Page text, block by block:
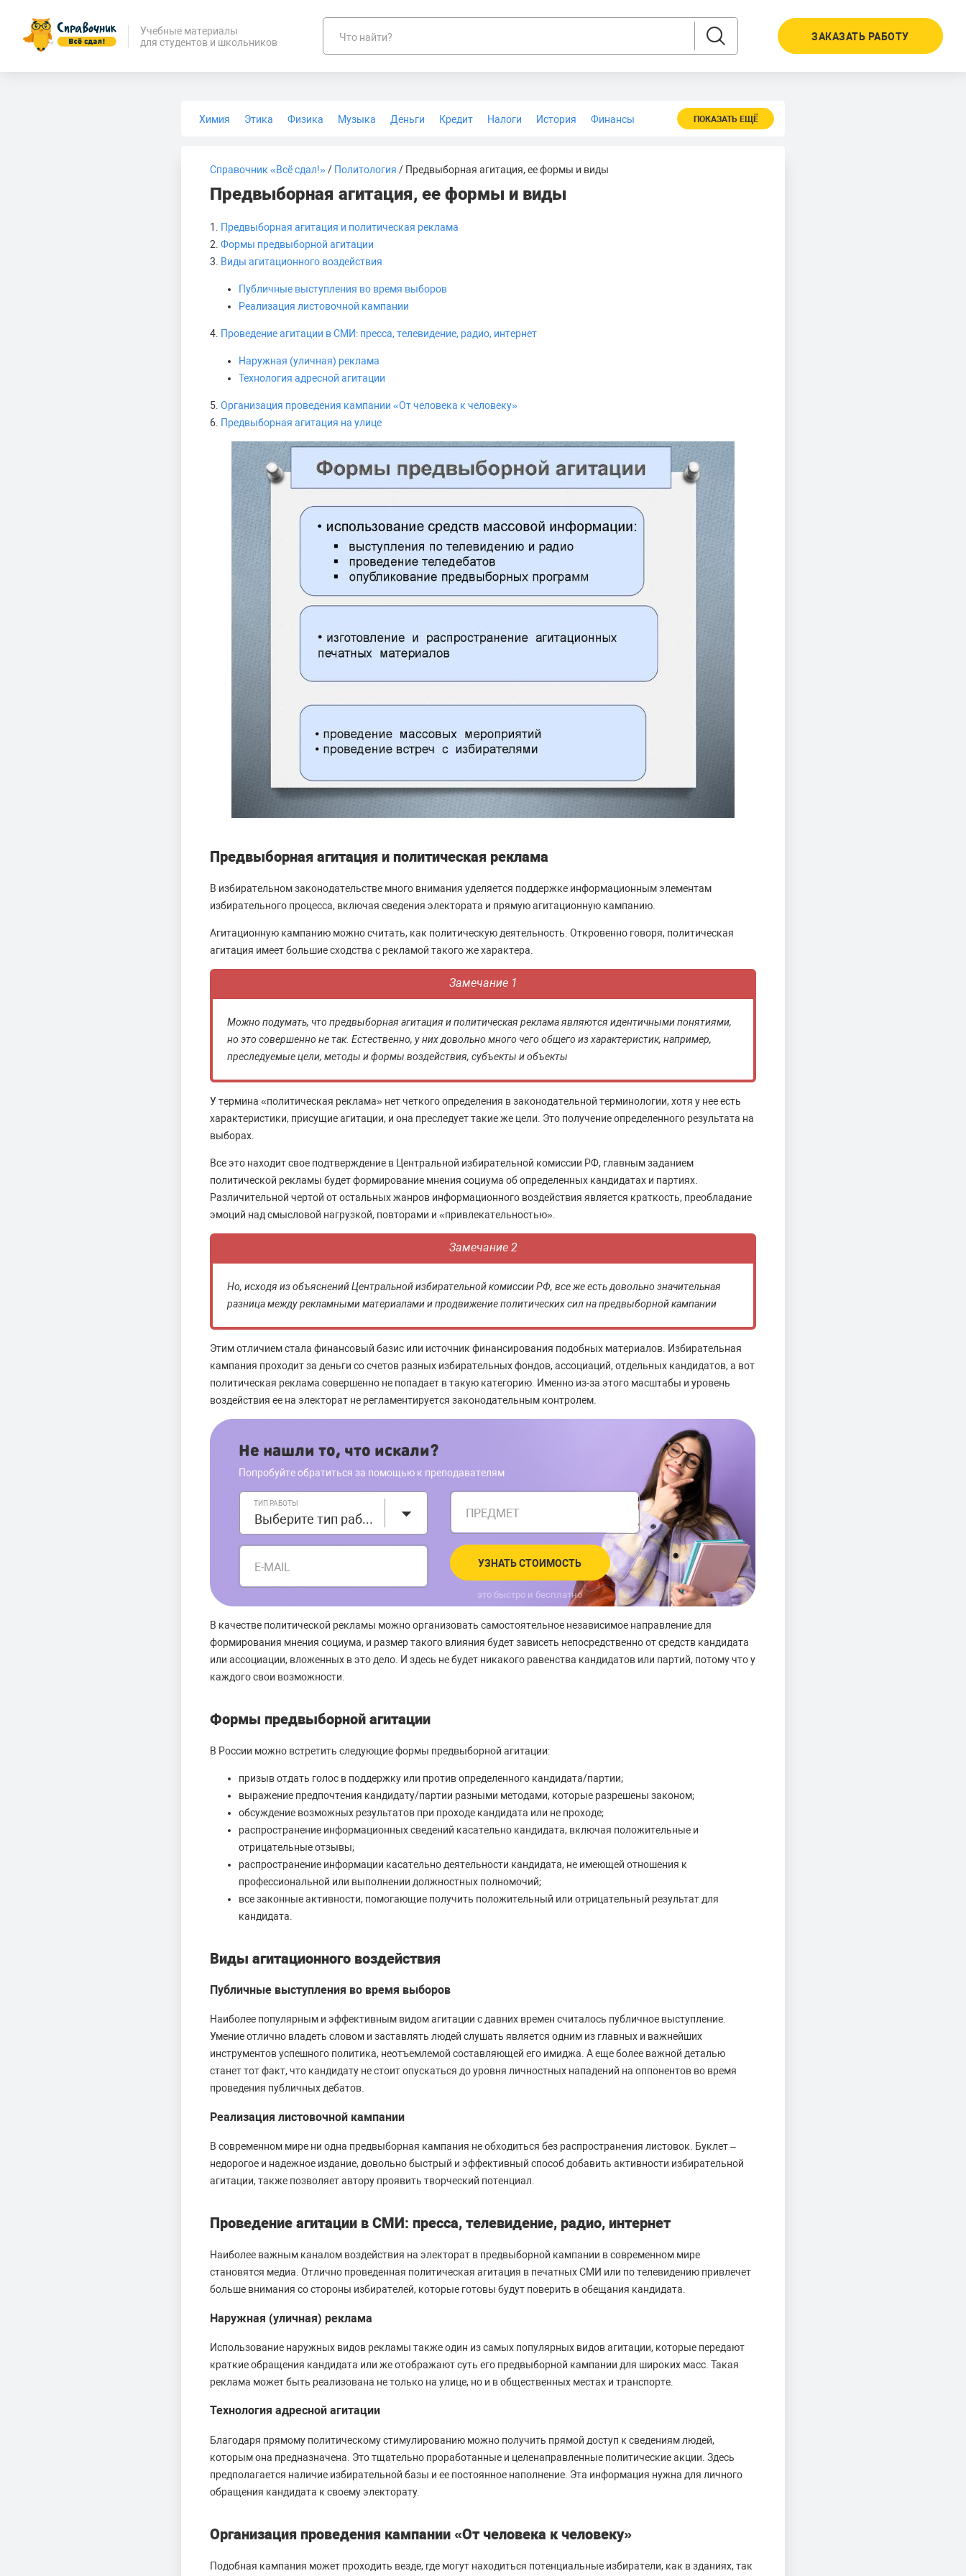
Учебные материалы
для студентов и школьников
Что найти? ЗАКАЗАТЬ РАБОТУ
Химия Этика Физика Музыка Деньги Кредит Налоги История
Финансы
ПОКАЗАТЬ ЕЩЁ
Справочник «Всё сдал!»/ Политология / Предвыборная агитация, ее формы и виды
Предвыборная агитация, ее формы и виды
1.
Предвыборная агитация и политическая реклама
2. Формы предвыборной агитации
3.
Виды агитационного воздействия
Публичные выступления во время выборов
Реализация листовочной кампании
4. Проведение агитации в СМИ: пресса, телевидение, радио, интернет
Наружная (уличная) реклама
Технология адресной агитации
5. Организация проведения кампании «От человека к человеку»
6. Предвыборная агитация на улице
Предвыборная агитация и политическая реклама
В избирательном законодательстве много внимания уделяется поддержке информационным элементам
избирательного процесса, включая сведения электората и прямую агитационную кампанию.
Агитационную кампанию можно считать, как политическую деятельность. Откровенно говоря, политическая
агитация имеет большие сходства с рекламой такого же характера.
Замечание 1
Можно подумать, что предвыборная агитация и политическая реклама являются идентичными понятиями,
но это совершенно не так. Естественно, у них довольно много чего общего из характеристик, например,
преследуемые цели, методы и формы воздействия, субъекты и объекты
У термина «политическая реклама» нет четкого определения в законодательной терминологии, хотя у нее есть
характеристики, присущие агитации, и она преследует такие же цели. Это получение определенного результата на
выборах.
Все это находит свое подтверждение в Центральной избирательной комиссии РФ, главным заданием
политической рекламы будет формирование мнения социума об определенных кандидатах и партиях.
Различительной чертой от остальных жанров информационного воздействия является краткость, преобладание
эмоций над смысловой нагрузкой, повторами и «привлекательностью».
Замечание 2
Но, исходя из объяснений Центральной избирательной комиссии РФ, все же есть довольно значительная
разница между рекламными материалами и продвижение политических сил на предвыборной кампании
Этим отличием стала финансовый базис или источник финансирования подобных материалов. Избирательная
кампания проходит за деньги со счетов разных избирательных фондов, ассоциаций, отдельных кандидатов, а вот
политическая реклама совершенно не попадает в такую категорию. Именно из-за этого масштабы и уровень
воздействия ее на электорат не регламентируется законодательным контролем.
Не нашли то, что искали?
Попробуйте обратиться за помощью к преподавателям
ТИП РАБОТЫ
Выберите тип работы ПРЕДМЕТ
E-MAIL УЗНАТЬ СТОИМОСТЬ
это быстро и бесплатно
В качестве политической рекламы можно организовать самостоятельное независимое направление для
формирования мнения социума, и размер такого влияния будет зависеть непосредственно от средств кандидата
или ассоциации, вложенных в это дело. И здесь не будет никакого равенства кандидатов или партий, потому что у
каждого свои возможности.
Формы предвыборной агитации
В России можно встретить следующие формы предвыборной агитации:
призыв отдать голос в поддержку или против определенного кандидата/партии;
выражение предпочтения кандидату/партии разными методами, которые разрешены законом;
обсуждение возможных результатов при проходе кандидата или не проходе;
распространение информационных сведений касательно кандидата, включая положительные и
отрицательные отзывы;
распространение информации касательно деятельности кандидата, не имеющей отношения к
профессиональной или выполнении должностных полномочий;
все законные активности, помогающие получить положительный или отрицательный результат для
кандидата.
Виды агитационного воздействия
Публичные выступления во время выборов
Наиболее популярным и эффективным видом агитации с давних времен считалось публичное выступление.
Умение отлично владеть словом и заставлять людей слушать является одним из главных и важнейших
инструментов успешного политика, неотъемлемой составляющей его имиджа. А еще более важной деталью
станет тот факт, что кандидату не стоит опускаться до уровня личностных нападений на оппонентов во время
проведения публичных дебатов.
Реализация листовочной кампании
В современном мире ни одна предвыборная кампания не обходиться без распространения листовок. Буклет –
недорогое и надежное издание, довольно быстрый и эффективный способ добавить активности избирательной
агитации, также позволяет автору проявить творческий потенциал.
Проведение агитации в СМИ: пресса, телевидение, радио, интернет
Наиболее важным каналом воздействия на электорат в предвыборной кампании в современном мире
становятся медиа. Отлично проведенная политическая агитация в печатных СМИ или по телевидению привлечет
больше внимания со стороны избирателей, которые готовы будут поверить в обещания кандидата.
Наружная (уличная) реклама
Использование наружных видов рекламы также один из самых популярных видов агитации, которые передают
краткие обращения кандидата или же отображают суть его предвыборной кампании для широких масс. Такая
реклама может быть реализована не только на улице, но и в общественных местах и транспорте.
Технология адресной агитации
Благодаря прямому политическому стимулированию можно получить прямой доступ к сведениям людей,
которым она предназначена. Это тщательно проработанные и целенаправленные политические акции. Здесь
предполагается наличие избирательной базы и ее постоянное наполнение. Эта информация нужна для личного
обращения кандидата к своему электорату.
Организация проведения кампании «От человека к человеку»
Подобная кампания может проходить везде, где могут находиться потенциальные избиратели, как в зданиях, так